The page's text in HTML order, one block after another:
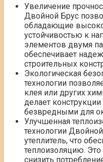
Увеличение
Двойной Брус
обладающие
устойчивостью к
элементов двумя
обеспечивает
строительных
Экологическая
технологии
клея или других
делает
безвредными для
Улучшенная
технологии
утеплитель, что
теплоизоляцию.
снизить